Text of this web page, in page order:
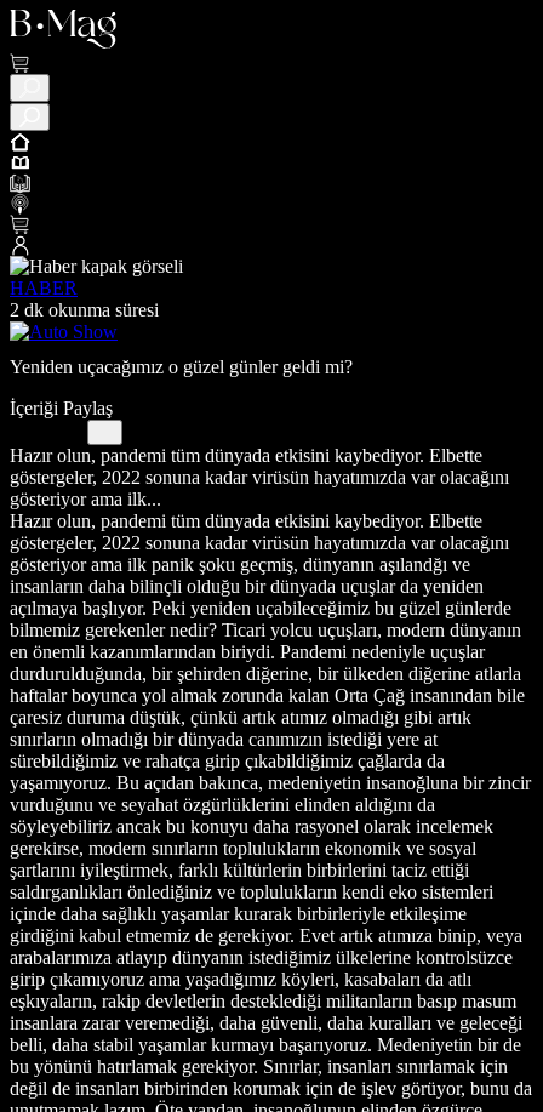
HABER
2 dk okunma süresi
Yeniden uçacağımız o güzel günler geldi mi?
İçeriği Paylaş
Hazır olun, pandemi tüm dünyada etkisini kaybediyor. Elbette
göstergeler, 2022 sonuna kadar virüsün hayatımızda var olacağını
gösteriyor ama ilk...
Hazır olun, pandemi tüm dünyada etkisini kaybediyor. Elbette
göstergeler, 2022 sonuna kadar virüsün hayatımızda var olacağını
gösteriyor ama ilk panik şoku geçmiş, dünyanın aşılandğı ve
insanların daha bilinçli olduğu bir dünyada uçuşlar da yeniden
açılmaya başlıyor. Peki yeniden uçabileceğimiz bu güzel günlerde
bilmemiz gerekenler nedir? Ticari yolcu uçuşları, modern dünyanın
en önemli kazanımlarından biriydi. Pandemi nedeniyle uçuşlar
durdurulduğunda, bir şehirden diğerine, bir ülkeden diğerine atlarla
haftalar boyunca yol almak zorunda kalan Orta Çağ insanından bile
çaresiz duruma düştük, çünkü artık atımız olmadığı gibi artık
sınırların olmadığı bir dünyada canımızın istediği yere at
sürebildiğimiz ve rahatça girip çıkabildiğimiz çağlarda da
yaşamıyoruz. Bu açıdan bakınca, medeniyetin insanoğluna bir zincir
vurduğunu ve seyahat özgürlüklerini elinden aldığını da
söyleyebiliriz ancak bu konuyu daha rasyonel olarak incelemek
gerekirse, modern sınırların toplulukların ekonomik ve sosyal
şartlarını iyileştirmek, farklı kültürlerin birbirlerini taciz ettiği
saldırganlıkları önlediğiniz ve toplulukların kendi eko sistemleri
içinde daha sağlıklı yaşamlar kurarak birbirleriyle etkileşime
girdiğini kabul etmemiz de gerekiyor. Evet artık atımıza binip, veya
arabalarımıza atlayıp dünyanın istediğimiz ülkelerine kontrolsüzce
girip çıkamıyoruz ama yaşadığımız köyleri, kasabaları da atlı
eşkıyaların, rakip devletlerin desteklediği militanların basıp masum
insanlara zarar veremediği, daha güvenli, daha kuralları ve geleceği
belli, daha stabil yaşamlar kurmayı başarıyoruz. Medeniyetin bir de
bu yönünü hatırlamak gerekiyor. Sınırlar, insanları sınırlamak için
değil de insanları birbirinden korumak için de işlev görüyor, bunu da